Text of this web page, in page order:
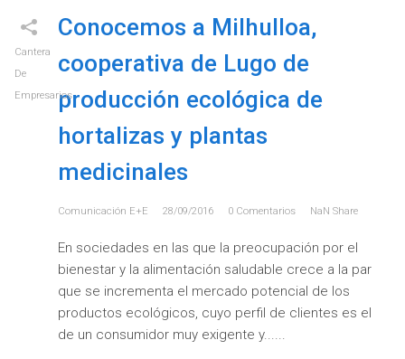
Cantera
De
Empresarios
Conocemos a Milhulloa,
cooperativa de Lugo de
producción ecológica de
hortalizas y plantas
medicinales
Comunicación E+e 28/09/2016 0 Comentarios NaN Share
En sociedades en las que la preocupación por el
bienestar y la alimentación saludable crece a la par
que se incrementa el mercado potencial de los
productos ecológicos, cuyo perfil de clientes es el
de un consumidor muy exigente y...